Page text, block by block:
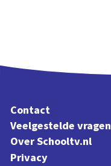
Contact
Veelgestelde vragen
Over Schooltv.nl
Privacy